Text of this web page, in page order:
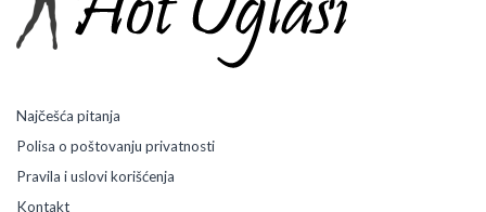
Najčešća pitanja
Polisa o poštovanju privatnosti
Pravila i uslovi korišćenja
Kontakt